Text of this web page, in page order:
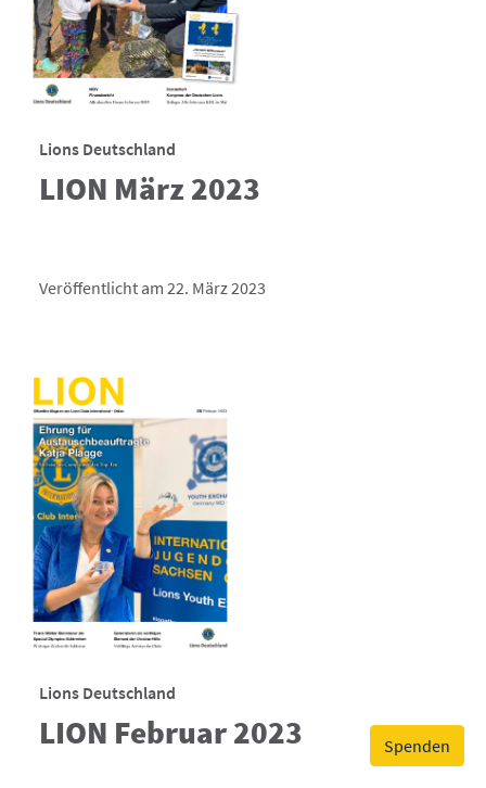
Spenden
Lions Deutschland
LION März 2023
Veröffentlicht am 22. März 2023
Lions Deutschland
LION Februar 2023